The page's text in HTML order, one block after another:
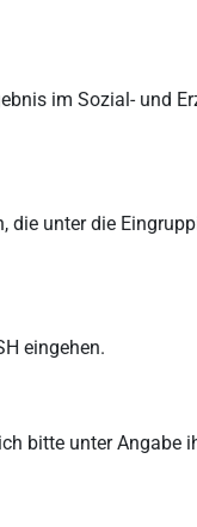
im Sozial- und
unter die
eingehen.
bitte unter Angabe